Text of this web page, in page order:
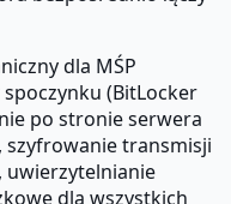
dla MŚP
(BitLocker
po stronie serwera
szyfrowanie transmisji
uwierzytelnianie
dla wszystkich